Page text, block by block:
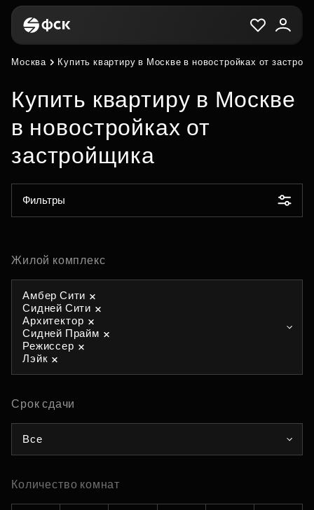
Москва Купить квартиру в Москве в новостройках от
Купить квартиру в Москве
в новостройках от
застройщика
Фильтры
Жилой комплекс
Амбер Сити
Сидней Сити
Архитектор
Сидней Прайм
Режиссер
Лэйк
Срок сдачи
Все
Количество комнат